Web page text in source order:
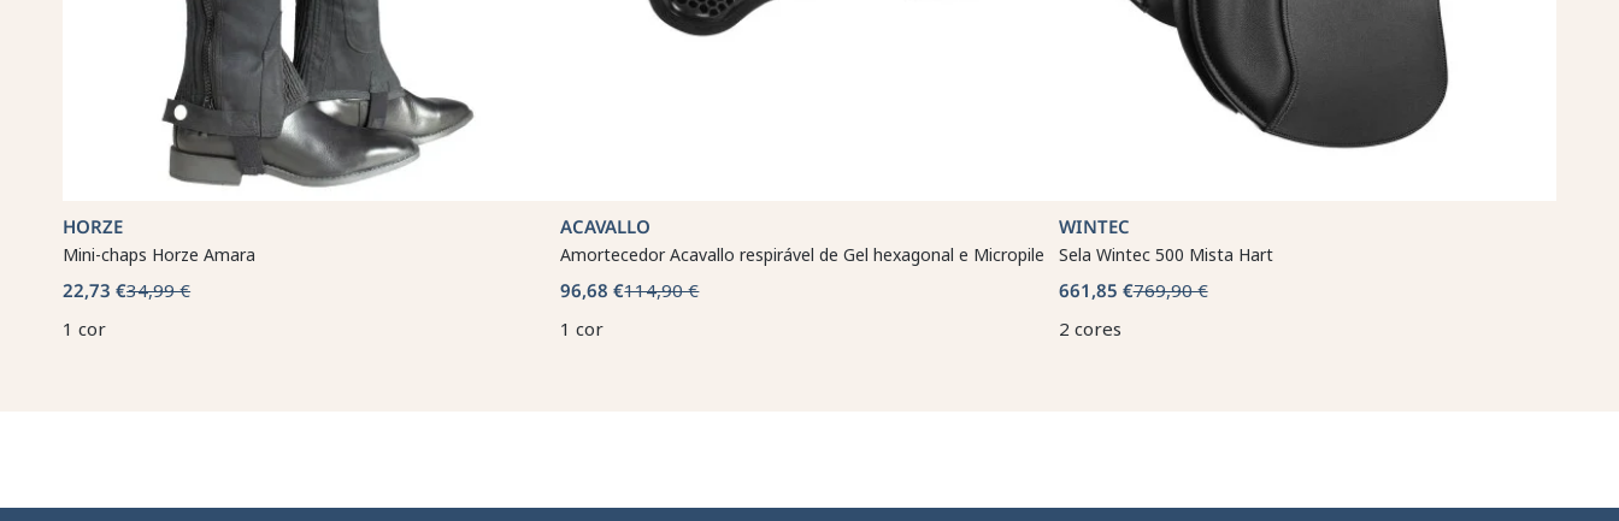
HORZE
Mini-chaps Horze Amara
22,73 €34,99 €
1 cor
ACAVALLO
Amortecedor Acavallo respirável de Gel hexagonal e Micropile
96,68 €114,90 €
1 cor
WINTEC
Sela Wintec 500 Mista Hart
661,85 €769,90 €
2 cores